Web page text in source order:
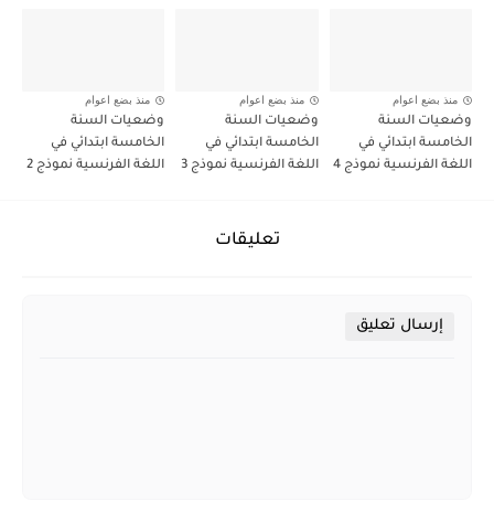
منذ بضع اعوام
وضعيات السنة
الخامسة ابتدائي في
اللغة الفرنسية نموذج 4
منذ بضع اعوام
وضعيات السنة
الخامسة ابتدائي في
اللغة الفرنسية نموذج 3
منذ بضع اعوام
وضعيات السنة
الخامسة ابتدائي في
اللغة الفرنسية نموذج 2
تعليقات
إرسال تعليق